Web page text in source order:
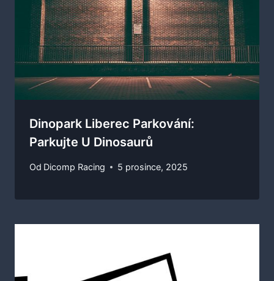
Dinopark Liberec Parkování:
Parkujte U Dinosaurů
Od Dicomp Racing 5 prosince, 2025